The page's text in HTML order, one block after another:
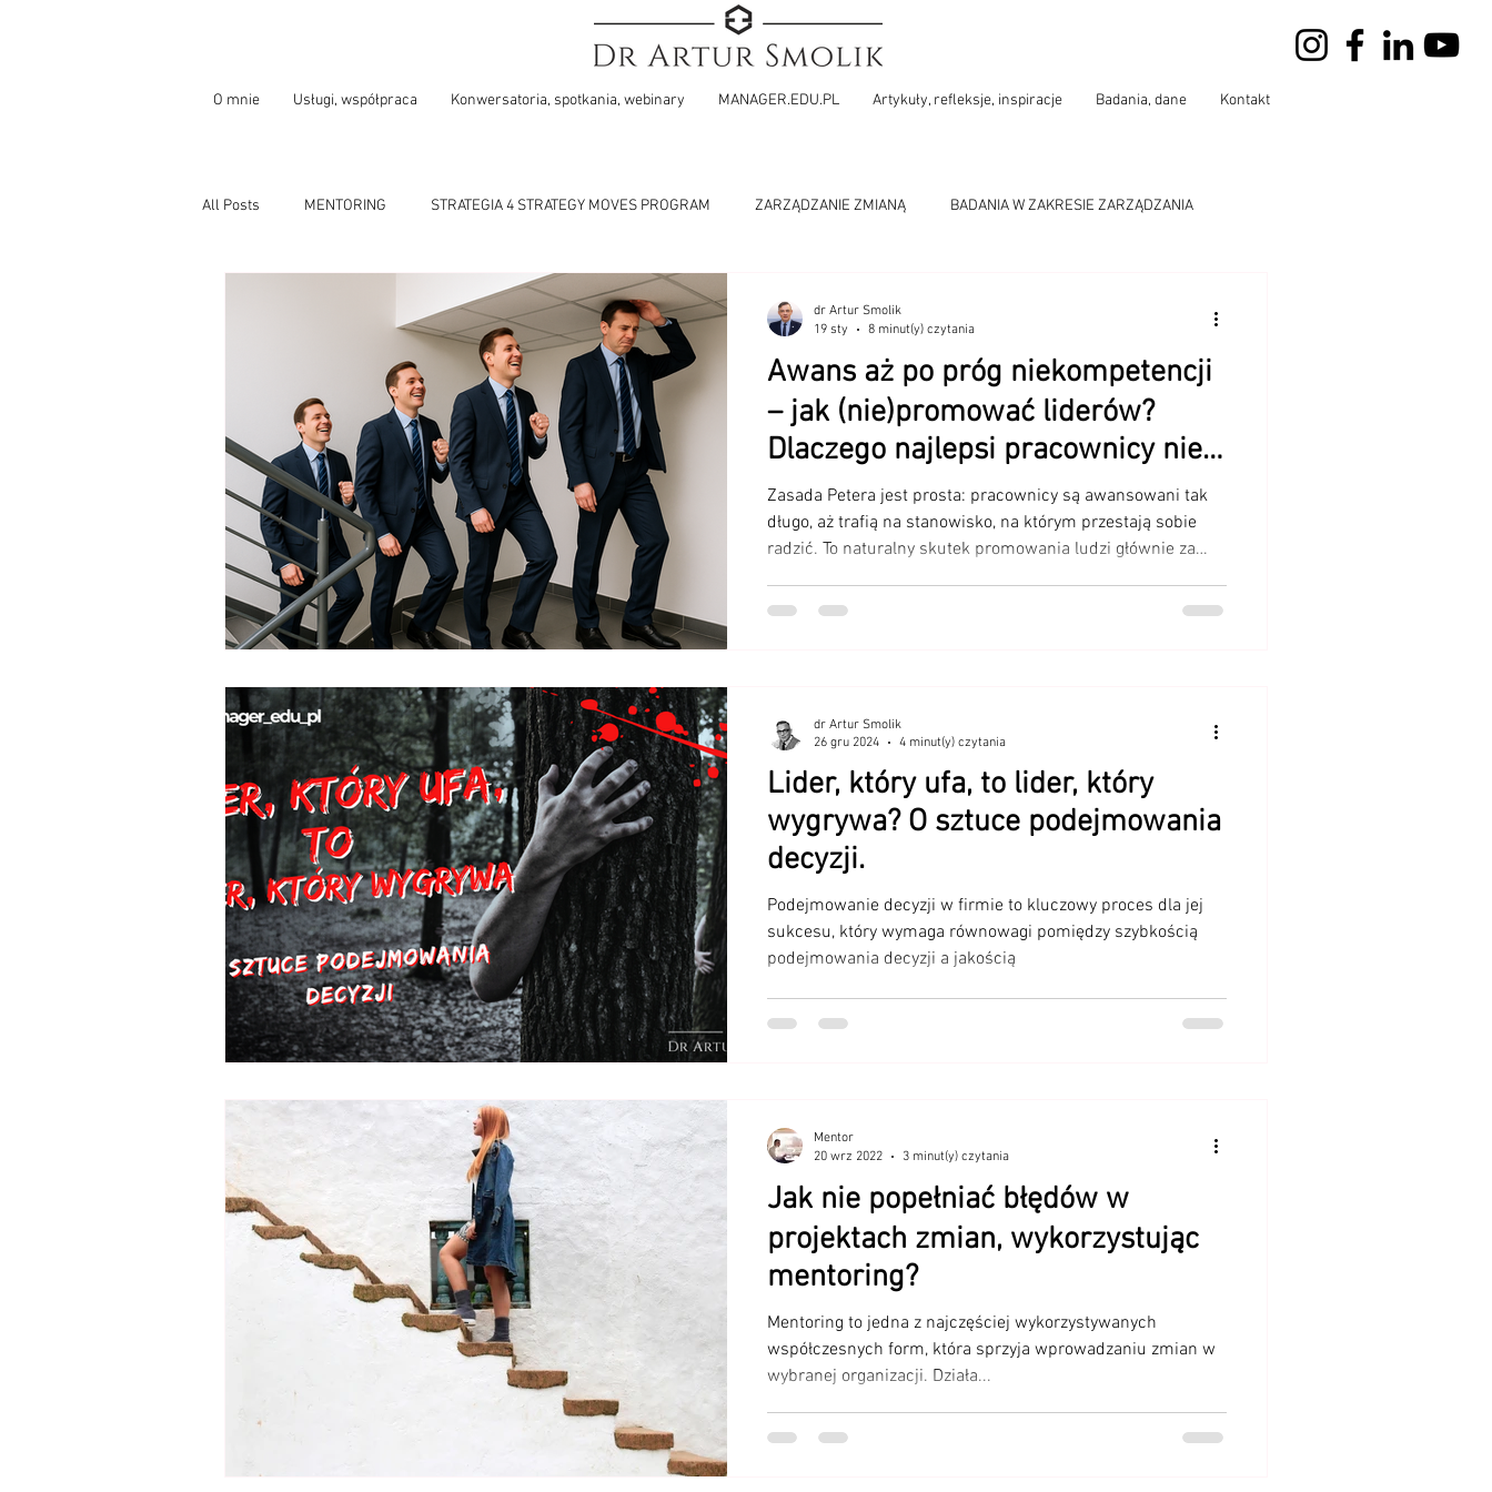
O mnie Usługi, współpraca Konwersatoria, spotkania, webinary MANAGER.EDU.PL Artykuły, refleksje, inspiracje Badania, dane Kontakt
All Posts MENTORING STRATEGIA 4 STRATEGY MOVES PROGRAM ZARZĄDZANIE ZMIANĄ BADANIA W ZAKRESIE ZARZĄDZANIA
KARIERA MENEDŻERA, MENEDŻERKI PROFESJONALNE ZARZĄDZANIE
Awans aż po próg niekompetencji
– jak (nie)promować liderów?
Dlaczego najlepsi pracownicy nie
zawsze powinni zostawać
szefami? (zasada Petera)
Zasada Petera jest prosta: pracownicy są awansowani tak
długo, aż trafią na stanowisko, na którym przestają sobie
radzić. To naturalny skutek promowania ludzi głównie za
kompetencje wymagane w nowej roli,
dr Artur Smolik
19 sty
8 minut(y) czytania
Lider, który ufa, to lider, który
wygrywa? O sztuce podejmowania
decyzji.
Podejmowanie decyzji w firmie to kluczowy proces dla jej
sukcesu, który wymaga równowagi pomiędzy szybkością
podejmowania decyzji a jakością
dr Artur Smolik
26 gru 2024
4 minut(y) czytania
Jak nie popełniać błędów w
projektach zmian, wykorzystując
mentoring?
Mentoring to jedna z najczęściej wykorzystywanych
współczesnych form, która sprzyja wprowadzaniu zmian w
wybranej organizacji. Działa...
Mentor
20 wrz 2022
3 minut(y) czytania